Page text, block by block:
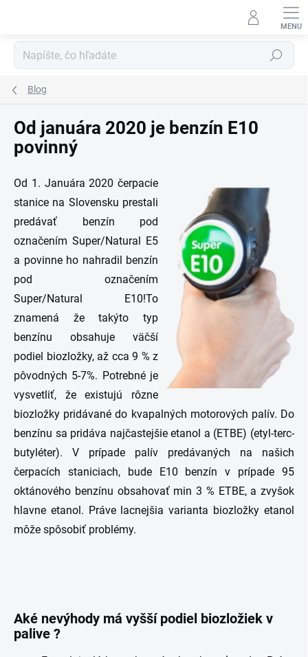
Hľadať
Blog
Od januára 2020 je benzín E10
povinný
Od 1. Januára 2020 čerpacie
stanice na Slovensku prestali
predávať benzín pod
označením Super/Natural E5
a povinne ho nahradil benzín
pod označením
Super/Natural E10!To
znamená že takýto typ
benzínu obsahuje väčší
podiel biozložky, až cca 9 % z
pôvodných 5-7%. Potrebné je
vysvetliť, že existujú rôzne
biozložky pridávané do kvapalných motorových palív. Do
benzínu sa pridáva najčastejšie etanol a (ETBE) (etyl-terc-
butyléter). V prípade palív predávaných na našich
čerpacích staniciach, bude E10 benzín v prípade 95
oktánového benzínu obsahovať min 3 % ETBE, a zvyšok
hlavne etanol. Práve lacnejšia varianta biozložky etanol
môže spôsobiť problémy.
Aké nevýhody má vyšší podiel biozložiek v
palive ?